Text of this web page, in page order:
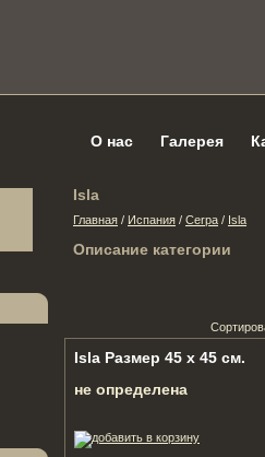
О нас Галерея
Isla
Главная / Испания / Cerpa / Isla
Описание категории
Isla Размер 45 х 45 см.
не определена